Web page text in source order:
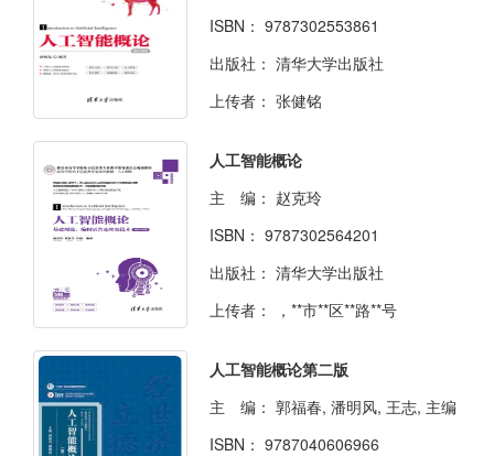
ISBN： 9787302553861
出版社： 清华大学出版社
上传者： 张健铭
人工智能概论
主 编： 赵克玲
ISBN： 9787302564201
出版社： 清华大学出版社
上传者：
，**市**区**路**号
人工智能概论第二版
主 编： 郭福春, 潘明风, 王志, 主编
ISBN： 9787040606966